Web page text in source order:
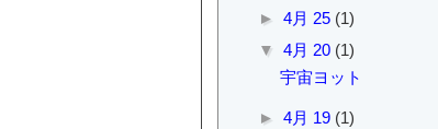
► 4月 25 (1)
▼ 4月 20 (1)
宇宙ヨット
► 4月 19 (1)